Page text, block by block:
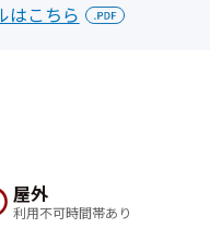
はこちら
屋外
利用不可時間帯あり